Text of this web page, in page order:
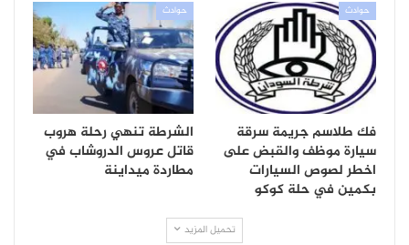
حوادث
فك طلاسم جريمة سرقة
سيارة موظف والقبض على
اخطر لصوص السيارات
بكمين في حلة كوكو
حوادث
الشرطة تنهي رحلة هروب
قاتل عروس الدروشاب في
مطاردة ميداينة
تحميل المزيد